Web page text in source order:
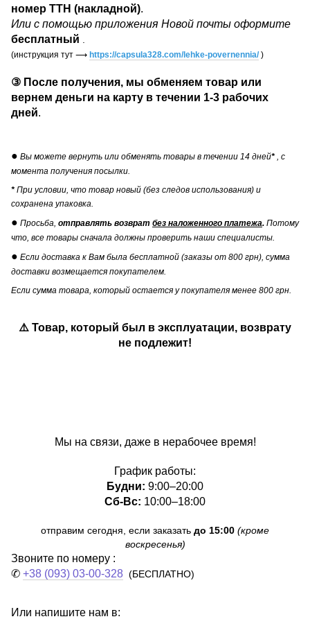
номер ТТН (накладной).
Или с помощью приложения Новой почты оформите
бесплатный
(инструкция тут ⟶ https://capsula328.com/lehke-povernennia/)
③ После получения, мы обменяем товар или
вернем деньги на карту в течении 1-3 рабочих
дней.
● Вы можете вернуть или обменять товары в течении 14 дней* , с
момента получения посылки.
* При условии, что товар новый (без следов использования) и
сохранена упаковка.
● Просьба, отправлять возврат без наложенного платежа. Потому
что, все товары сначала должны проверить наши специалисты.
● Если доставка к Вам была бесплатной (заказы от 800 грн), сумма
доставки возмещается покупателем.
Если сумма товара, который остается у покупателя менее 800 грн.
⚠️ Товар, который был в эксплуатации, возврату
не подлежит!
Мы на связи, даже в нерабочее время!
График работы:
Будни: 9:00–20:00
Сб-Вс: 10:00–18:00
отправим сегодня, если заказать до 15:00 (кроме
воскресенья)
Звоните по номеру :
✆ +38 (093) 03-00-328 (БЕСПЛАТНО)
Или напишите нам в: